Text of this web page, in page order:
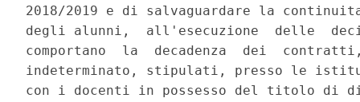
2018/2019 e di salvaguardare la
degli alunni,  all'esecuzione  delle
comportano  la  decadenza  dei
indeterminato, stipulati, presso le
con i docenti in possesso del titolo di